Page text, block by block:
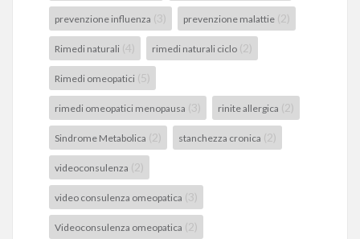
prevenzione influenza (3) prevenzione malattie (2)
Rimedi naturali (4) rimedi naturali ciclo (2)
Rimedi omeopatici (5)
rimedi omeopatici menopausa (3) rinite allergica (2)
Sindrome Metabolica (2) stanchezza cronica (2)
videoconsulenza (2)
video consulenza omeopatica (3)
Videoconsulenza omeopatica (2)